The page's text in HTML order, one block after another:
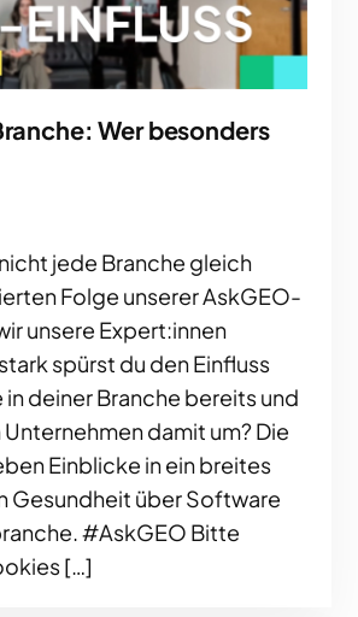
Wer besonders
jede Branche gleich
Folge unserer AskGEO-
unsere Expert:innen
spürst du den Einfluss
deiner Branche bereits und
damit um? Die
Einblicke in ein breites
Gesundheit über Software
#AskGEO Bitte
[…]